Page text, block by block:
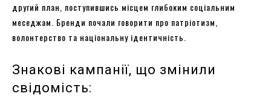
другий план, поступившись місцем глибоким соціальним
меседжам. Бренди почали говорити про патріотизм,
волонтерство та національну ідентичність.
Знакові кампанії, що змінили
свідомість: